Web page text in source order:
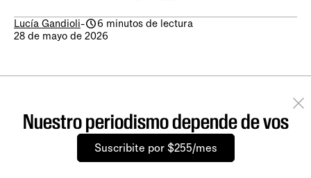
Lucía Gandioli-
6 minutos de lectura
28 de mayo de 2026
Nuestro periodismo depende de vos
Suscribite por $255/mes